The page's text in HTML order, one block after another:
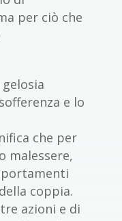
per ciò che
gelosia
e lo
che per
malessere,
coppia.
azioni e di